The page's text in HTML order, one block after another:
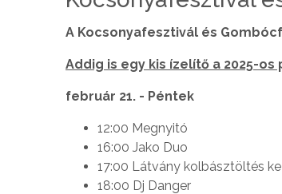
A Kocsonyafesztivál és
Addig is egy kis ízelítő a 2025-
február 21. - Péntek
12:00 Megnyitó
16:00 Jako Duo
17:00 Látvány kolbásztöltés
18:00 Dj Danger